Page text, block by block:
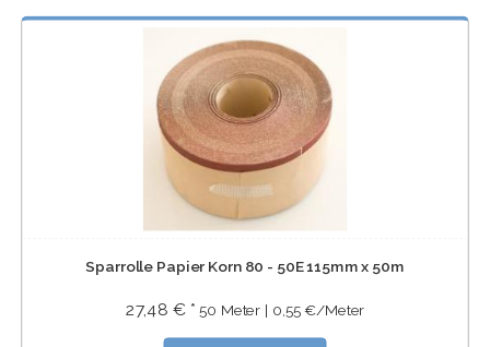
Sparrolle Papier Korn 80 - 50E 115mm x 50m
27,48 € *50 Meter | 0,55 €/Meter